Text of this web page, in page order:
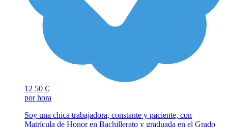
12 50 €
por hora
Soy una chica trabajadora, constante y paciente, con
Matrícula de Honor en Bachillerato y graduada en el Grado